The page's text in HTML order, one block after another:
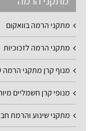
מתקני הרמה בוואקום
מתקני הרמה לזכוכיות
מנוף קרן מתקני הרמה
מנופי קרן חשמליים
מתקני שינוע והרמת